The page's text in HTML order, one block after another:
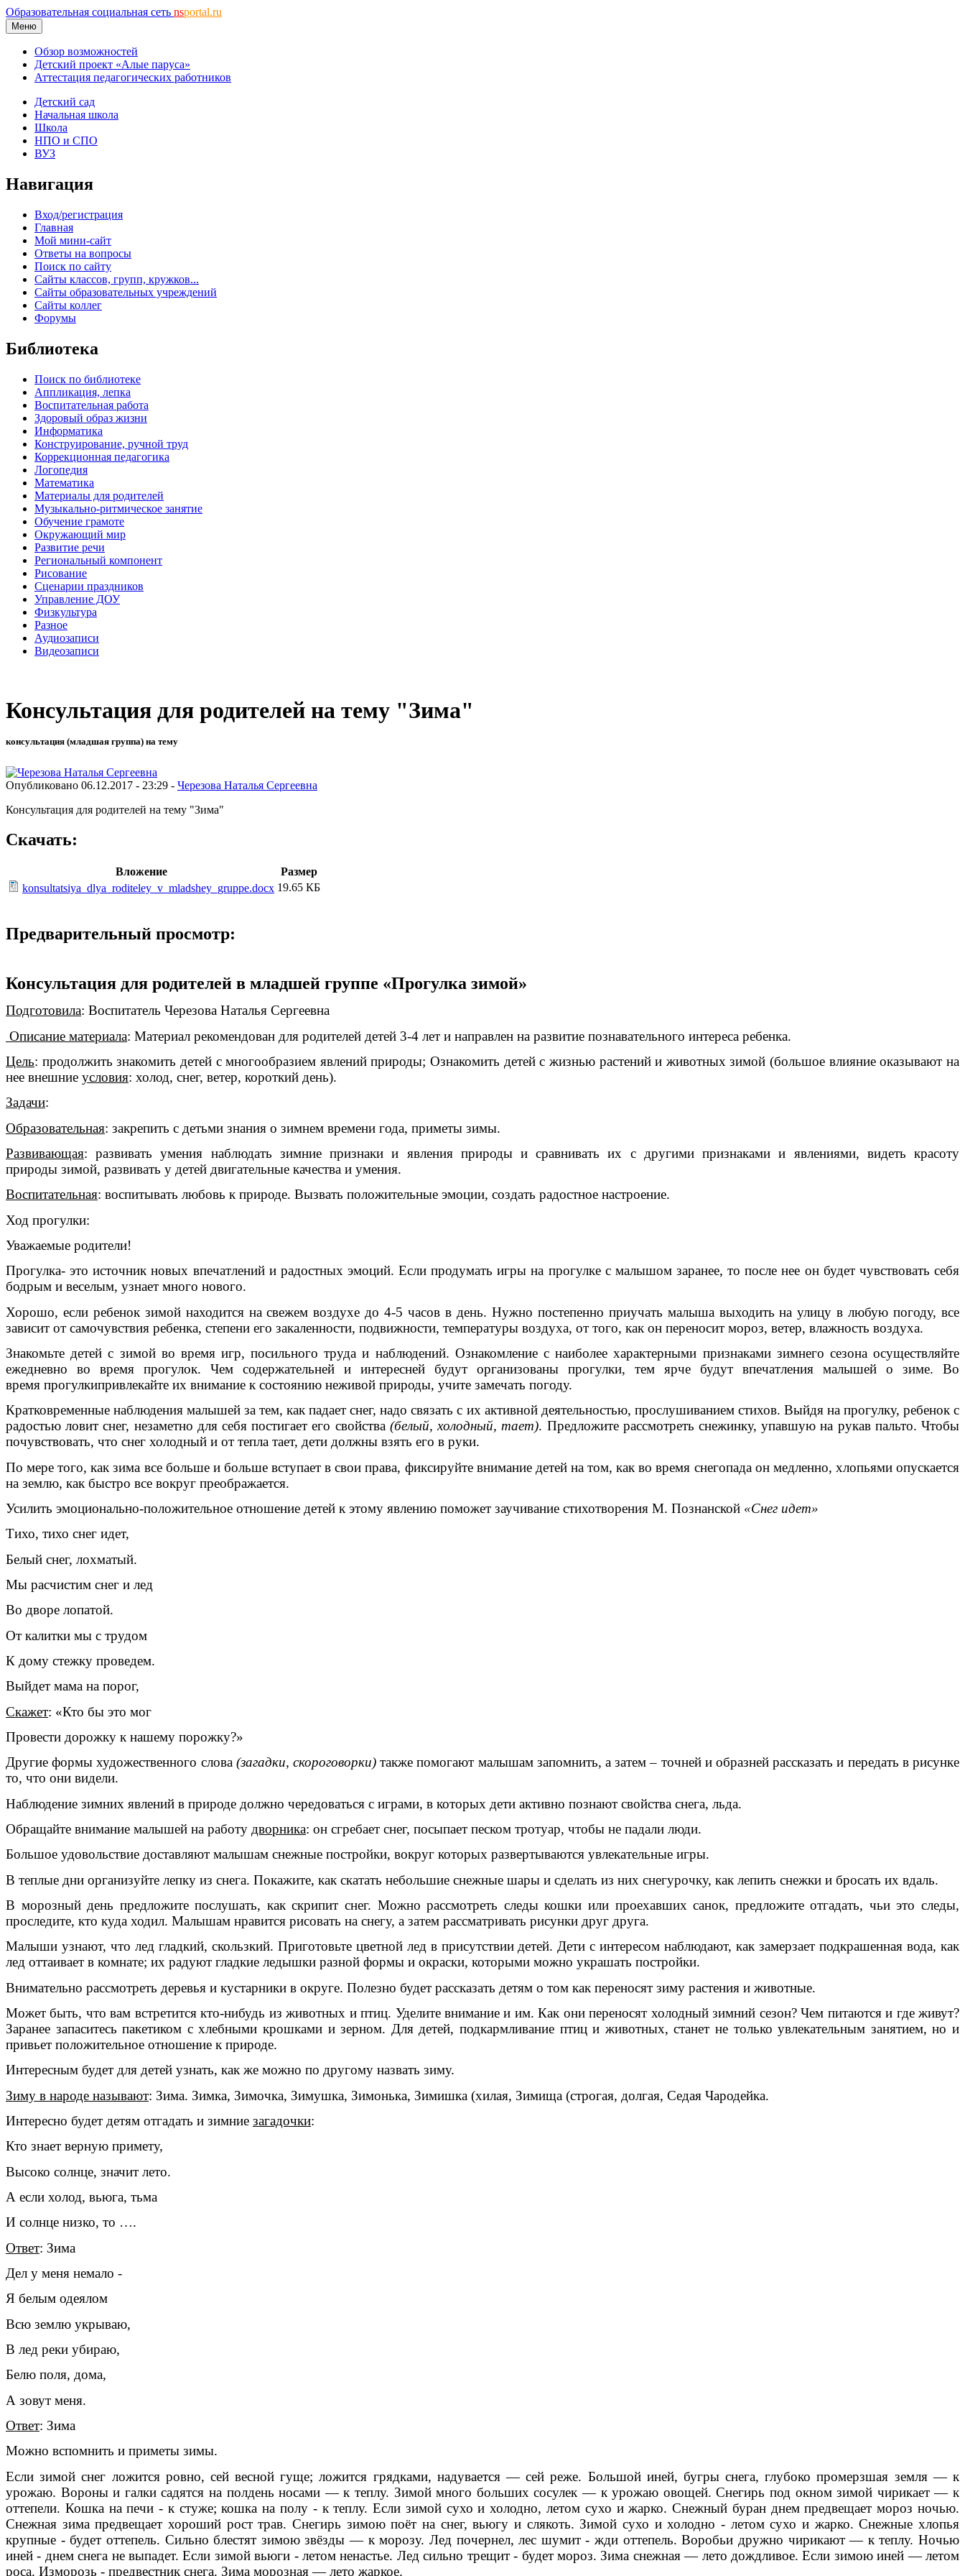
Образовательная социальная сеть nsportal.ru
Меню
Обзор возможностей
Детский проект «Алые паруса»
Аттестация педагогических работников
Детский сад
Начальная школа
Школа
НПО и СПО
ВУЗ
Навигация
Вход/регистрация
Главная
Мой мини-сайт
Ответы на вопросы
Поиск по сайту
Сайты классов, групп, кружков...
Сайты образовательных учреждений
Сайты коллег
Форумы
Библиотека
Поиск по библиотеке
Аппликация, лепка
Воспитательная работа
Здоровый образ жизни
Информатика
Конструирование, ручной труд
Коррекционная педагогика
Логопедия
Математика
Материалы для родителей
Музыкально-ритмическое занятие
Обучение грамоте
Окружающий мир
Развитие речи
Региональный компонент
Рисование
Сценарии праздников
Управление ДОУ
Физкультура
Разное
Аудиозаписи
Видеозаписи
Консультация для родителей на тему "Зима"
консультация (младшая группа) на тему
Опубликовано 06.12.2017 - 23:29 - Черезова Наталья Сергеевна
Консультация для родителей на тему "Зима"
Скачать:
Вложение
Размер
konsultatsiya_dlya_roditeley_v_mladshey_gruppe.docx 19.65 КБ
Предварительный просмотр:
Консультация для родителей в младшей группе «Прогулка зимой»
Подготовила: Воспитатель Черезова Наталья Сергеевна
Описание материала: Материал рекомендован для родителей детей 3-4 лет и направлен на развитие познавательного интереса ребенка.
Цель: продолжить знакомить детей с многообразием явлений природы; Ознакомить детей с жизнью растений и животных зимой (большое влияние оказывают на
нее внешние условия: холод, снег, ветер, короткий день).
Задачи:
Образовательная: закрепить с детьми знания о зимнем времени года, приметы зимы.
Развивающая: развивать умения наблюдать зимние признаки и явления природы и сравнивать их с другими признаками и явлениями, видеть красоту
природы зимой, развивать у детей двигательные качества и умения.
Воспитательная: воспитывать любовь к природе. Вызвать положительные эмоции, создать радостное настроение.
Ход прогулки:
Уважаемые родители!
Прогулка- это источник новых впечатлений и радостных эмоций. Если продумать игры на прогулке с малышом заранее, то после нее он будет чувствовать себя
бодрым и веселым, узнает много нового.
Хорошо, если ребенок зимой находится на свежем воздухе до 4-5 часов в день. Нужно постепенно приучать малыша выходить на улицу в любую погоду, все
зависит от самочувствия ребенка, степени его закаленности, подвижности, температуры воздуха, от того, как он переносит мороз, ветер, влажность воздуха.
Знакомьте детей с зимой во время игр, посильного труда и наблюдений. Ознакомление с наиболее характерными признаками зимнего сезона осуществляйте
ежедневно во время прогулок. Чем содержательней и интересней будут организованы прогулки, тем ярче будут впечатления малышей о зиме. Во
время прогулкипривлекайте их внимание к состоянию неживой природы, учите замечать погоду.
Кратковременные наблюдения малышей за тем, как падает снег, надо связать с их активной деятельностью, прослушиванием стихов. Выйдя на прогулку, ребенок с
радостью ловит снег, незаметно для себя постигает его свойства (белый, холодный, тает). Предложите рассмотреть снежинку, упавшую на рукав пальто. Чтобы
почувствовать, что снег холодный и от тепла тает, дети должны взять его в руки.
По мере того, как зима все больше и больше вступает в свои права, фиксируйте внимание детей на том, как во время снегопада он медленно, хлопьями опускается
на землю, как быстро все вокруг преображается.
Усилить эмоционально-положительное отношение детей к этому явлению поможет заучивание стихотворения М. Познанской «Снег идет»
Тихо, тихо снег идет,
Белый снег, лохматый.
Мы расчистим снег и лед
Во дворе лопатой.
От калитки мы с трудом
К дому стежку проведем.
Выйдет мама на порог,
Скажет: «Кто бы это мог
Провести дорожку к нашему порожку?»
Другие формы художественного слова (загадки, скороговорки) также помогают малышам запомнить, а затем – точней и образней рассказать и передать в рисунке
то, что они видели.
Наблюдение зимних явлений в природе должно чередоваться с играми, в которых дети активно познают свойства снега, льда.
Обращайте внимание малышей на работу дворника: он сгребает снег, посыпает песком тротуар, чтобы не падали люди.
Большое удовольствие доставляют малышам снежные постройки, вокруг которых развертываются увлекательные игры.
В теплые дни организуйте лепку из снега. Покажите, как скатать небольшие снежные шары и сделать из них снегурочку, как лепить снежки и бросать их вдаль.
В морозный день предложите послушать, как скрипит снег. Можно рассмотреть следы кошки или проехавших санок, предложите отгадать, чьи это следы,
проследите, кто куда ходил. Малышам нравится рисовать на снегу, а затем рассматривать рисунки друг друга.
Малыши узнают, что лед гладкий, скользкий. Приготовьте цветной лед в присутствии детей. Дети с интересом наблюдают, как замерзает подкрашенная вода, как
лед оттаивает в комнате; их радуют гладкие ледышки разной формы и окраски, которыми можно украшать постройки.
Внимательно рассмотреть деревья и кустарники в округе. Полезно будет рассказать детям о том как переносят зиму растения и животные.
Может быть, что вам встретится кто-нибудь из животных и птиц. Уделите внимание и им. Как они переносят холодный зимний сезон? Чем питаются и где живут?
Заранее запаситесь пакетиком с хлебными крошками и зерном. Для детей, подкармливание птиц и животных, станет не только увлекательным занятием, но и
привьет положительное отношение к природе.
Интересным будет для детей узнать, как же можно по другому назвать зиму.
Зиму в народе называют: Зима. Зимка, Зимочка, Зимушка, Зимонька, Зимишка (хилая, Зимища (строгая, долгая, Седая Чародейка.
Интересно будет детям отгадать и зимние загадочки:
Кто знает верную примету,
Высоко солнце, значит лето.
А если холод, вьюга, тьма
И солнце низко, то ….
Ответ: Зима
Дел у меня немало -
Я белым одеялом
Всю землю укрываю,
В лед реки убираю,
Белю поля, дома,
А зовут меня.
Ответ: Зима
Можно вспомнить и приметы зимы.
Если зимой снег ложится ровно, сей весной гуще; ложится грядками, надувается — сей реже. Большой иней, бугры снега, глубоко промерзшая земля — к
урожаю. Вороны и галки садятся на полдень носами — к теплу. Зимой много больших сосулек — к урожаю овощей. Снегирь под окном зимой чирикает — к
оттепели. Кошка на печи - к стуже; кошка на полу - к теплу. Если зимой сухо и холодно, летом сухо и жарко. Снежный буран днем предвещает мороз ночью.
Снежная зима предвещает хороший рост трав. Снегирь зимою поёт на снег, вьюгу и слякоть. Зимой сухо и холодно - летом сухо и жарко. Снежные хлопья
крупные - будет оттепель. Сильно блестят зимою звёзды — к морозу. Лед почернел, лес шумит - жди оттепель. Воробьи дружно чирикают — к теплу. Ночью
иней - днем снега не выпадет. Если зимой вьюги - летом ненастье. Лед сильно трещит - будет мороз. Зима снежная — лето дождливое. Если зимою иней — летом
роса. Изморозь - предвестник снега. Зима морозная — лето жаркое.